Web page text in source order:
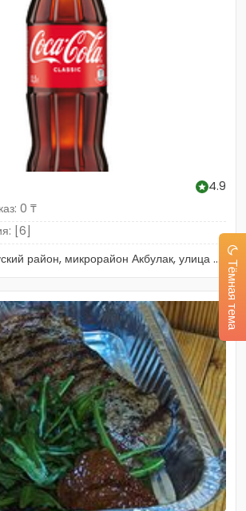
4.9
0 ₸
[6]
Алматы, Алатауский район, микрорайон Акбулак, улица Хан Шатыр, 273/1
Тёмная тема